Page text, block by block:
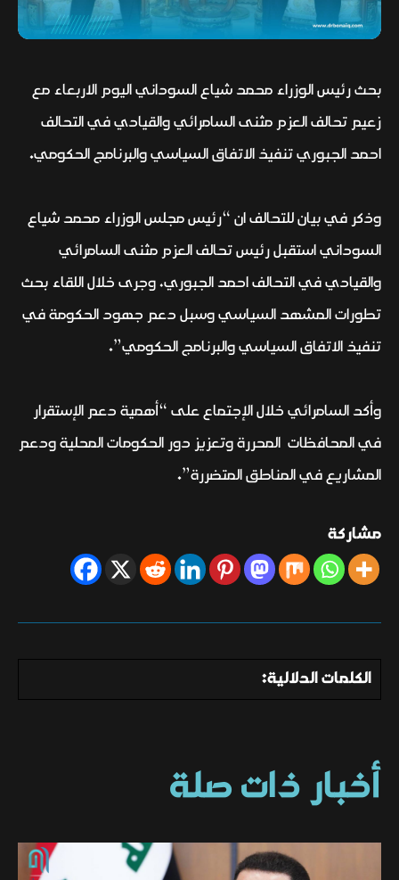
بحث رئيس الوزراء محمد شياع السوداني اليوم الاربعاء مع
زعيم تحالف العزم مثنى السامرائي والقيادي في التحالف
احمد الجبوري تنفيذ الاتفاق السياسي والبرنامج الحكومي.
وذكر في بيان للتحالف ان “رئيس مجلس الوزراء محمد شياع
السوداني استقبل رئيس تحالف العزم مثنى السامرائي
والقيادي في التحالف احمد الجبوري، وجرى خلال اللقاء بحث
تطورات المشهد السياسي وسبل دعم جهود الحكومة في
تنفيذ الاتفاق السياسي والبرنامج الحكومي”.
وأكد السامرائي خلال الإجتماع على “أهمية دعم الإستقرار
في المحافظات المحررة وتعزيز دور الحكومات المحلية ودعم
المشاريع في المناطق المتضررة”.
مشاركة
الكلمات الدلالية:
أخبار ذات صلة